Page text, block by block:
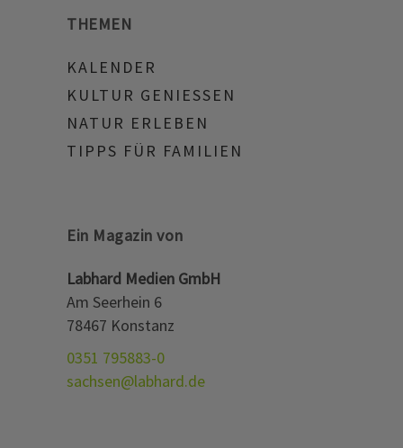
THEMEN
KALENDER
KULTUR GENIESSEN
NATUR ERLEBEN
TIPPS FÜR FAMILIEN
Ein Magazin von
Labhard Medien GmbH
Am Seerhein 6
78467 Konstanz
0351 795883-0
sachsen@labhard.de